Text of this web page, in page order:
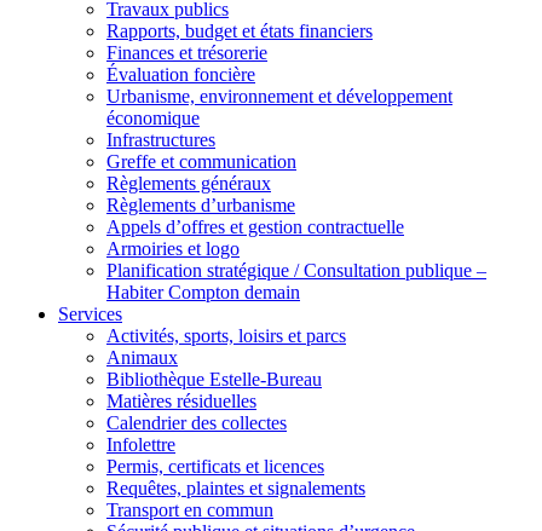
Travaux publics
Rapports, budget et états financiers
Finances et trésorerie
Évaluation foncière
Urbanisme, environnement et développement
économique
Infrastructures
Greffe et communication
Règlements généraux
Règlements d’urbanisme
Appels d’offres et gestion contractuelle
Armoiries et logo
Planification stratégique / Consultation publique –
Habiter Compton demain
Services
Activités, sports, loisirs et parcs
Animaux
Bibliothèque Estelle-Bureau
Matières résiduelles
Calendrier des collectes
Infolettre
Permis, certificats et licences
Requêtes, plaintes et signalements
Transport en commun